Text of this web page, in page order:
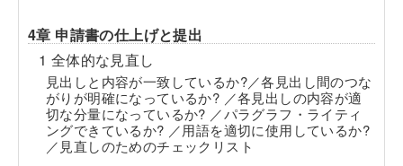
4章 申請書の仕上げと提出
1 全体的な見直し
見出しと内容が一致しているか?／各見出し間のつな
がりが明確になっているか? ／各見出しの内容が適
切な分量になっているか? ／パラグラフ・ライティ
ングできているか? ／用語を適切に使用しているか?
／見直しのためのチェックリスト